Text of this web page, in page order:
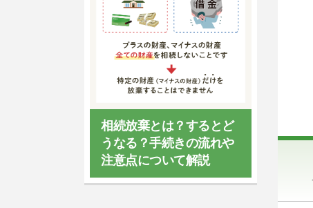
相続放棄とは？するとど
うなる？手続きの流れや
注意点について解説